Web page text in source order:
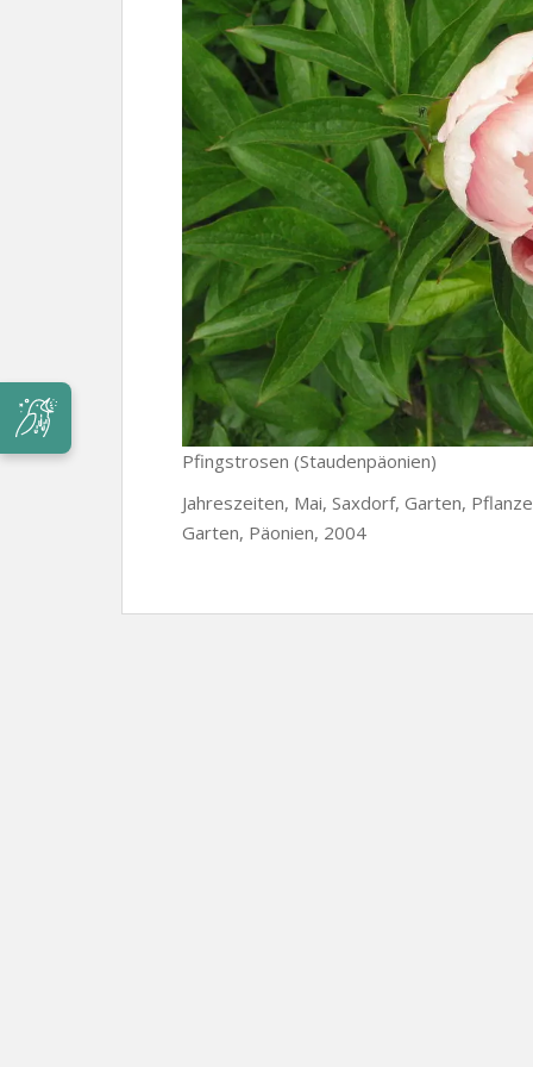
Pfingstrosen (Staudenpäonien)
Jahreszeiten, Mai, Saxdorf, Garten,
Garten, Päonien, 2004